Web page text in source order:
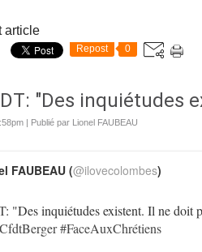
article
Repost 0
"Des inquiétudes
| Publié par Lionel FAUBEAU
: "Des inquiétudes existent. Il ne doit
#FaceAuxChrétiens
FAUBEAU (@ilovecolombes)